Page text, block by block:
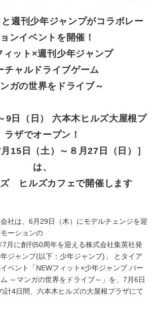
週刊少年ジャンプがコラボレー
ンイベントを開催！
ィット×週刊少年ジャンプ
チャルドライブゲーム
ガの世界をドライブ～
9日（日） 六本木ヒルズ大屋根プ
ラザでオープン！
15日（土）～８月27日（日）］
は、
ヒルズカフェで開催します
社は、6月29日（木）にモデルチェンジを迎
ーションの
月に創刊50周年を迎える株式会社集英社発
ジャンプ(以下：少年ジャンプ)」 とタイア
ベント「NEWフィット×少年ジャンプ バー
～マンガの世界をドライブ～」を、7月6日
計4日間、六本木ヒルズの大屋根プラザにて